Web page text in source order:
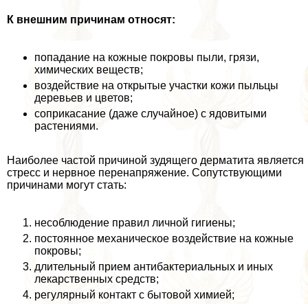
К внешним причинам относят:
попадание на кожные покровы пыли, грязи,
химических веществ;
воздействие на открытые участки кожи пыльцы
деревьев и цветов;
соприкасание (даже случайное) с ядовитыми
растениями.
Наиболее частой причиной зудящего дерматита является
стресс и нервное перенапряжение. Сопутствующими
причинами могут стать:
несоблюдение правил личной гигиены;
постоянное механическое воздействие на кожные
покровы;
длительный прием антибактериальных и иных
лекарственных средств;
регулярный контакт с бытовой химией;